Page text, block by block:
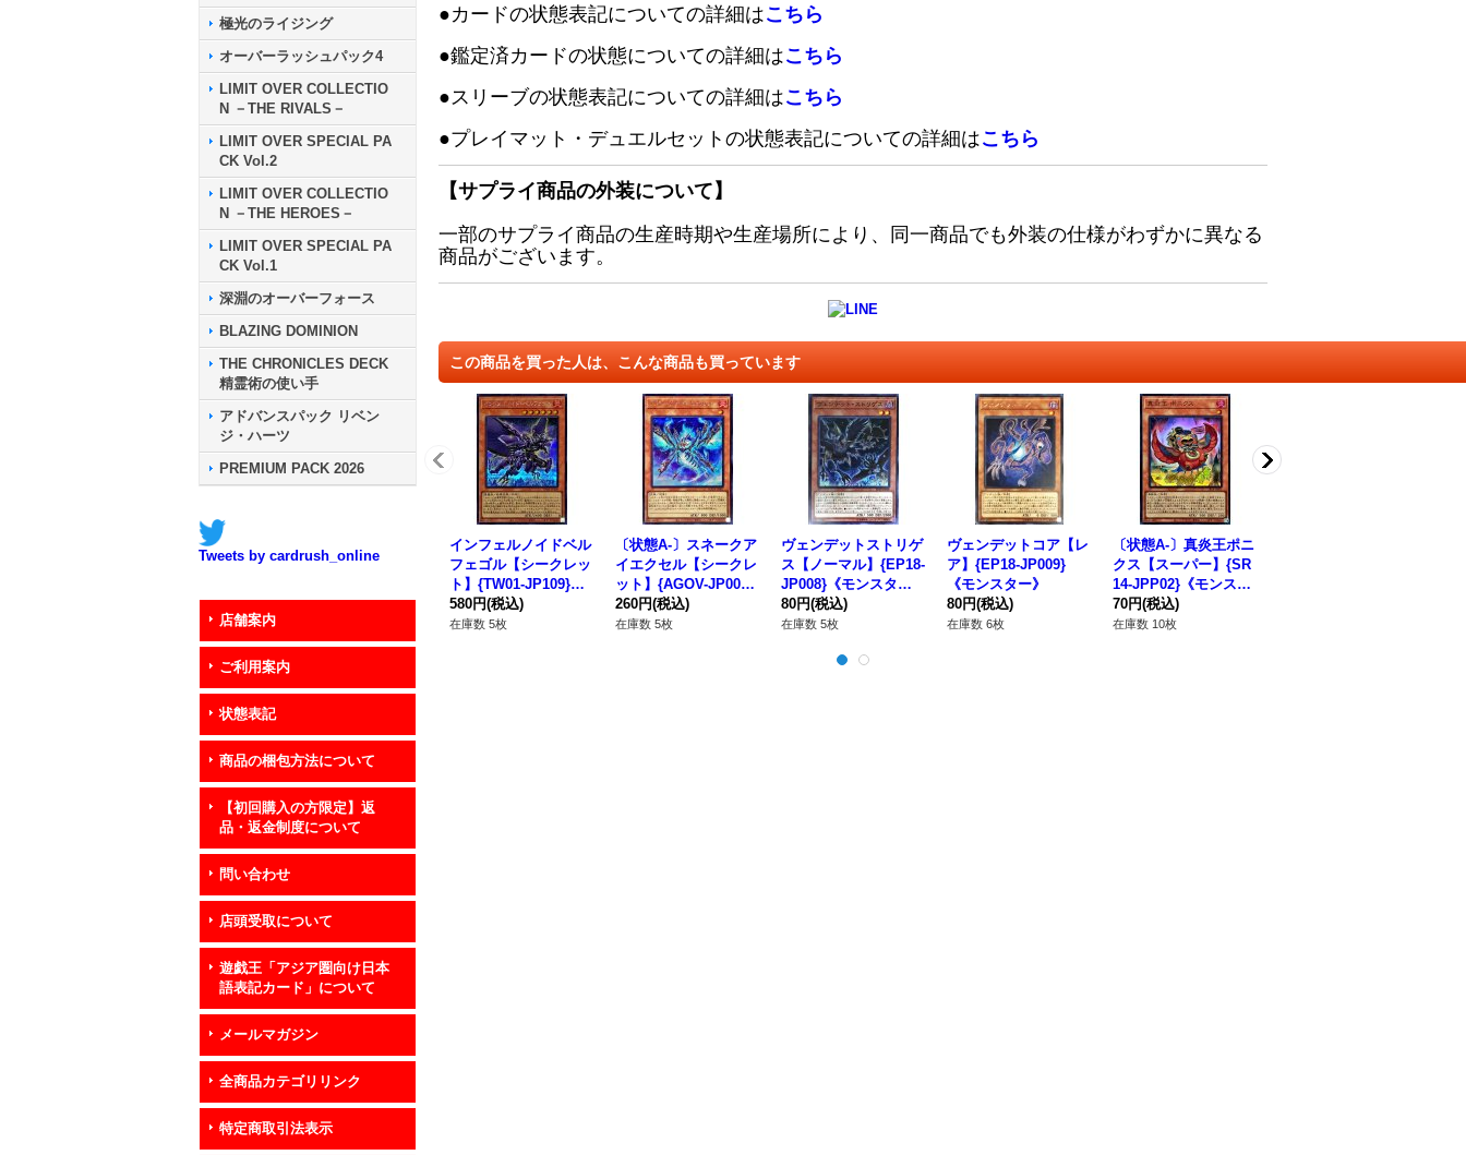
極光のライジング
オーバーラッシュパック4
LIMIT OVER COLLECTIO
N －THE RIVALS－
LIMIT OVER SPECIAL PA
CK Vol.2
LIMIT OVER COLLECTIO
N －THE HEROES－
LIMIT OVER SPECIAL PA
CK Vol.1
深淵のオーバーフォース
BLAZING DOMINION
THE CHRONICLES DECK
精霊術の使い手
アドバンスパック リベン
ジ・ハーツ
PREMIUM PACK 2026
Tweets by cardrush_online
店舗案内
ご利用案内
状態表記
商品の梱包方法について
【初回購入の方限定】返
品・返金制度について
問い合わせ
店頭受取について
遊戯王「アジア圏向け日本
語表記カード」について
メールマガジン
全商品カテゴリリンク
特定商取引法表示
●カードの状態表記についての詳細はこちら
●鑑定済カードの状態についての詳細はこちら
●スリーブの状態表記についての詳細はこちら
●プレイマット・デュエルセットの状態表記についての詳細はこちら
【サプライ商品の外装について】
一部のサプライ商品の生産時期や生産場所により、同一商品でも外装の仕様がわずかに異なる
商品がございます。
この商品を買った人は、こんな商品も買っています
インフェルノイドベル
フェゴル【シークレッ
ト】{TW01-JP109}
《モンスター》
580円(税込)
在庫数 5枚
〔状態A-〕スネークア
イエクセル【シークレ
ット】{AGOV-JP007}
《モンスター》
260円(税込)
在庫数 5枚
ヴェンデットストリゲ
ス【ノーマル】{EP18-
JP008}《モンスタ
ー》
80円(税込)
在庫数 5枚
ヴェンデットコア【レ
ア】{EP18-JP009}
《モンスター》
80円(税込)
在庫数 6枚
〔状態A-〕真炎王ポニ
クス【スーパー】{SR
14-JPP02}《モンスタ
ー》
70円(税込)
在庫数 10枚